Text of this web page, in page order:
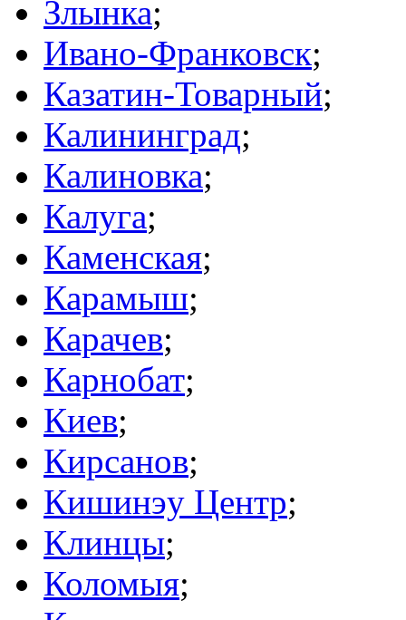
Злынка;
Ивано-Франковск;
Казатин-Товарный;
Калининград;
Калиновка;
Калуга;
Каменская;
Карамыш;
Карачев;
Карнобат;
Киев;
Кирсанов;
Кишинэу Центр;
Клинцы;
Коломыя;